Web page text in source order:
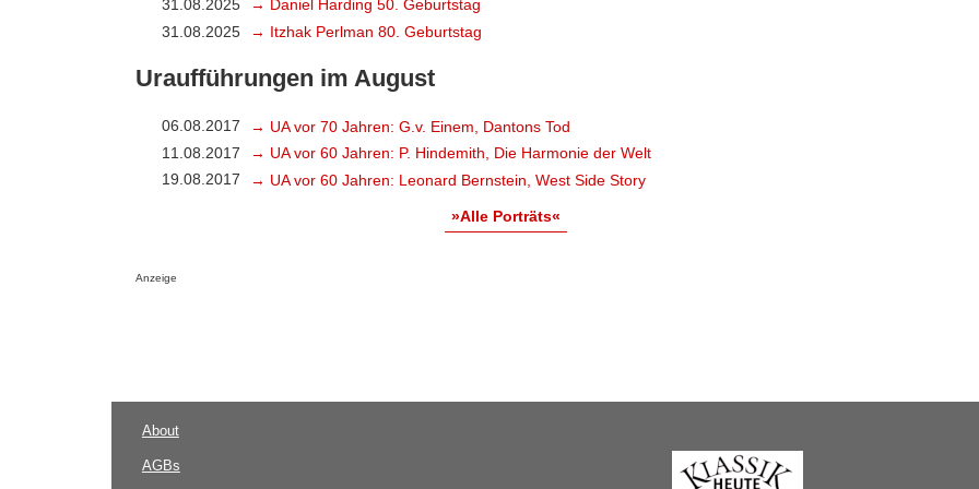
31.08.2025
→ Daniel Harding 50. Geburtstag
31.08.2025
→ Itzhak Perlman 80. Geburtstag
Uraufführungen im August
06.08.2017
→ UA vor 70 Jahren: G.v. Einem, Dantons Tod
11.08.2017
→ UA vor 60 Jahren: P. Hindemith, Die Harmonie der Welt
19.08.2017
→ UA vor 60 Jahren: Leonard Bernstein, West Side Story
»Alle Porträts«
Anzeige
About
AGBs